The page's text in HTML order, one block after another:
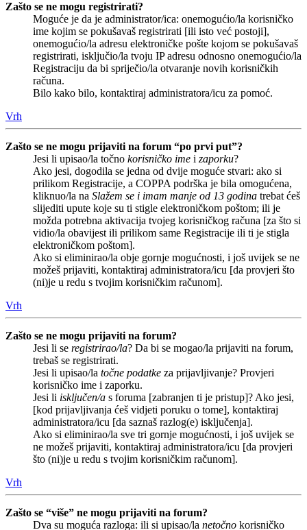
Zašto se ne mogu registrirati?
Moguće je da je administrator/ica: onemogućio/la korisničko
ime kojim se pokušavaš registrirati [ili isto već postoji],
onemogućio/la adresu elektroničke pošte kojom se pokušavaš
registrirati, isključio/la tvoju IP adresu odnosno onemogućio/la
Registraciju da bi spriječio/la otvaranje novih korisničkih
računa.
Bilo kako bilo, kontaktiraj administratora/icu za pomoć.
Vrh
Zašto se ne mogu prijaviti na forum “po prvi put”?
Jesi li upisao/la točno korisničko ime i zaporku?
Ako jesi, dogodila se jedna od dvije moguće stvari: ako si
prilikom Registracije, a COPPA podrška je bila omogućena,
kliknuo/la na Slažem se i imam manje od 13 godina trebat ćeš
slijediti upute koje su ti stigle elektroničkom poštom; ili je
možda potrebna aktivacija tvojeg korisničkog računa [za što si
vidio/la obavijest ili prilikom same Registracije ili ti je stigla
elektroničkom poštom].
Ako si eliminirao/la obje gornje mogućnosti, i još uvijek se ne
možeš prijaviti, kontaktiraj administratora/icu [da provjeri što
(ni)je u redu s tvojim korisničkim računom].
Vrh
Zašto se ne mogu prijaviti na forum?
Jesi li se registrirao/la? Da bi se mogao/la prijaviti na forum,
trebaš se registrirati.
Jesi li upisao/la točne podatke za prijavljivanje? Provjeri
korisničko ime i zaporku.
Jesi li isključen/a s foruma [zabranjen ti je pristup]? Ako jesi,
[kod prijavljivanja ćeš vidjeti poruku o tome], kontaktiraj
administratora/icu [da saznaš razlog(e) isključenja].
Ako si eliminirao/la sve tri gornje mogućnosti, i još uvijek se
ne možeš prijaviti, kontaktiraj administratora/icu [da provjeri
što (ni)je u redu s tvojim korisničkim računom].
Vrh
Zašto se “više” ne mogu prijaviti na forum?
Dva su moguća razloga: ili si upisao/la netočno korisničko